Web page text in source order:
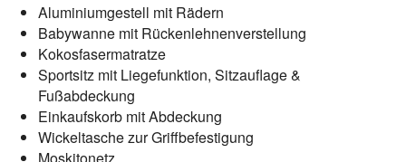
Aluminiumgestell mit Rädern
Babywanne mit Rückenlehnenverstellung
Kokosfasermatratze
Sportsitz mit Liegefunktion, Sitzauflage &
Fußabdeckung
Einkaufskorb mit Abdeckung
Wickeltasche zur Griffbefestigung